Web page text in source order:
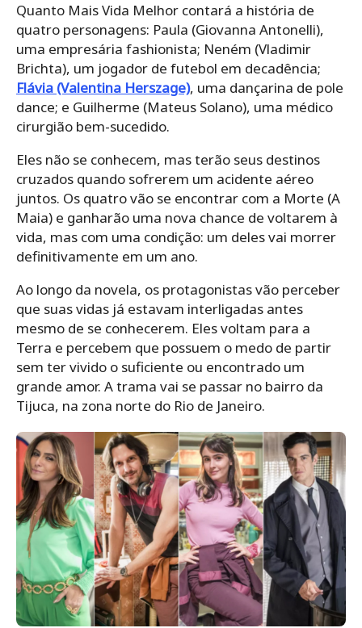
Quanto Mais Vida Melhor contará a história de
quatro personagens: Paula (Giovanna Antonelli),
uma empresária fashionista; Neném (Vladimir
Brichta), um jogador de futebol em decadência;
Flávia (Valentina Herszage), uma dançarina de pole
dance; e Guilherme (Mateus Solano), uma médico
cirurgião bem-sucedido.
Eles não se conhecem, mas terão seus destinos
cruzados quando sofrerem um acidente aéreo
juntos. Os quatro vão se encontrar com a Morte (A
Maia) e ganharão uma nova chance de voltarem à
vida, mas com uma condição: um deles vai morrer
definitivamente em um ano.
Ao longo da novela, os protagonistas vão perceber
que suas vidas já estavam interligadas antes
mesmo de se conhecerem. Eles voltam para a
Terra e percebem que possuem o medo de partir
sem ter vivido o suficiente ou encontrado um
grande amor. A trama vai se passar no bairro da
Tijuca, na zona norte do Rio de Janeiro.